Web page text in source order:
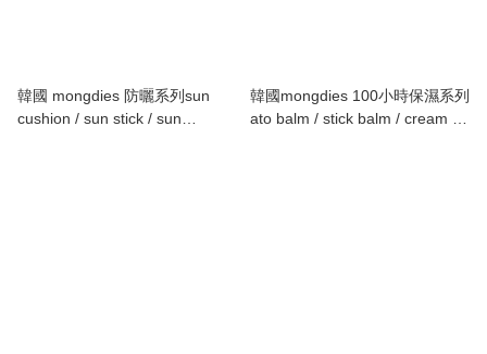
韓國 mongdies 防曬系列sun
cushion / sun stick / sun
韓國mongdies 100小時保濕系列
ato balm / stick balm / cream /